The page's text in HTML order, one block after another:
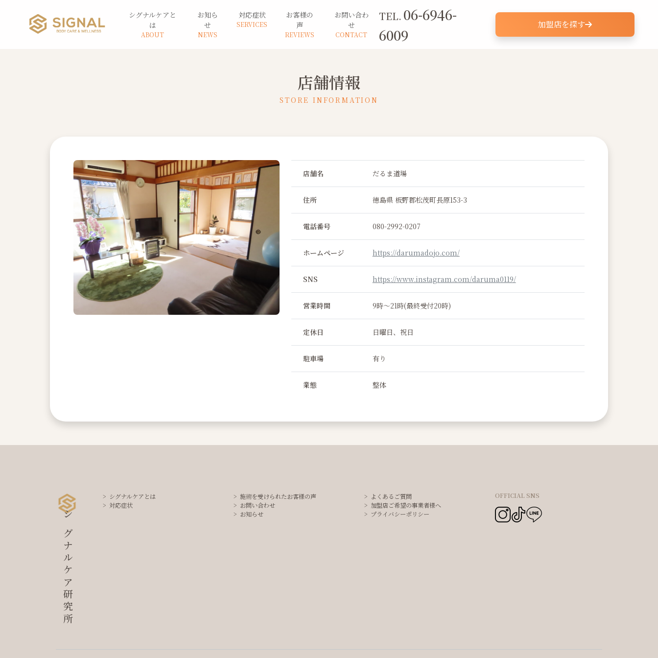
シグナルケアと
は
ABOUT
お知ら
せ
NEWS
対応症状
SERVICES
お客様の
声
REVIEWS
お問い合わ
せ
CONTACT
TEL. 06-6946-
6009
加盟店を探す
店舗情報
STORE INFORMATION
店舗名 だるま道場
住所 徳島県 板野郡松茂町長原153-3
電話番号 080-2992-0207
ホームページ https://darumadojo.com/
SNS https://www.instagram.com/daruma0119/
営業時間 9時～21時(最終受付20時)
定休日 日曜日、祝日
駐車場 有り
業態 整体
シグナルケア研究所
シグナルケアとは
対応症状
施術を受けられたお客様の声
お問い合わせ
お知らせ
よくあるご質問
加盟店ご希望の事業者様へ
プライバシーポリシー
OFFICIAL SNS